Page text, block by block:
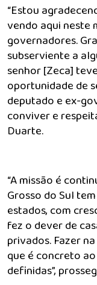
“Estou
vendo aqui neste
governadores.
subserviente a
senhor [Zeca]
oportunidade de
deputado e ex-
conviver e
Duarte.
“A missão é
Grosso do Sul
estados, com
fez o dever de
privados. Fazer
que é concreto
definidas”,